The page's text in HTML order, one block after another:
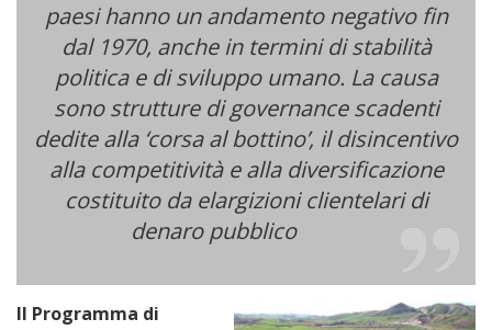
paesi hanno un andamento negativo fin
dal 1970, anche in termini di stabilità
politica e di sviluppo umano. La causa
sono strutture di governance scadenti
dedite alla ‘corsa al bottino’, il disincentivo
alla competitività e alla diversificazione
costituito da elargizioni clientelari di
denaro pubblico
Il Programma di